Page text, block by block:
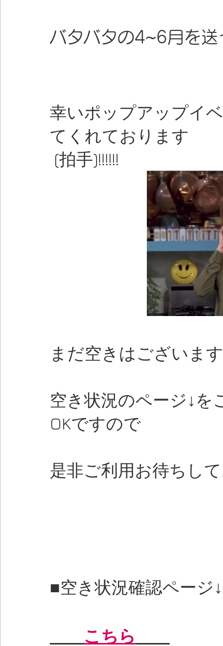
バタバタの4~6月を送
幸いポップアップイ
てくれております
(拍手)!!!!!!
まだ空きはございま
空き状況のページ↓を
OKですので
是非ご利用お待ちし
■空き状況確認ページ↓
こちら